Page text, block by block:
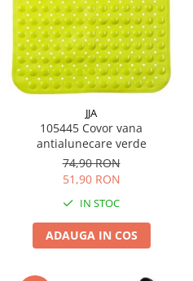
JJA
105445 Covor vana
antialunecare verde
74,90 RON
51,90 RON
IN STOC
ADAUGA IN COS